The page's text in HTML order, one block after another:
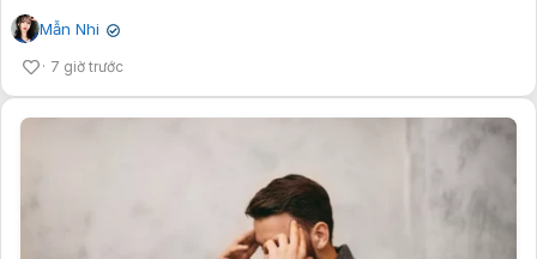
Mẫn Nhi ✔
7 giờ trước